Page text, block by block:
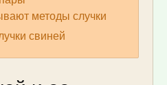
методы случки
свиней